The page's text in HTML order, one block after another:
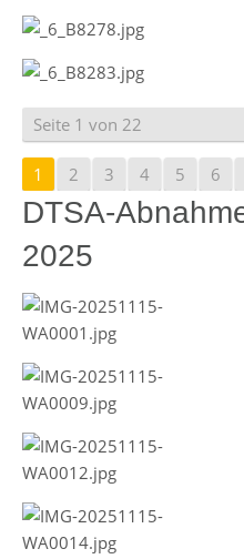
Seite 1 von 22
1 2 3 4 5 6
DTSA-
2025